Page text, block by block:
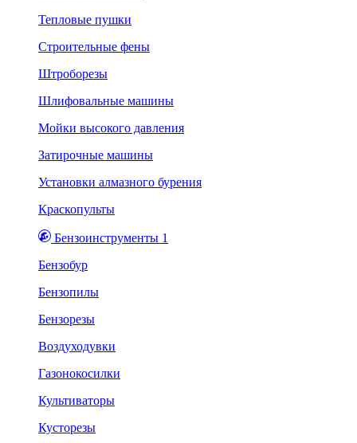
Тепловые пушки
Строительные фены
Штроборезы
Шлифовальные машины
Мойки высокого давления
Затирочные машины
Установки алмазного бурения
Краскопульты
Бензоинструменты 1
Бензобур
Бензопилы
Бензорезы
Воздуходувки
Газонокосилки
Культиваторы
Кусторезы